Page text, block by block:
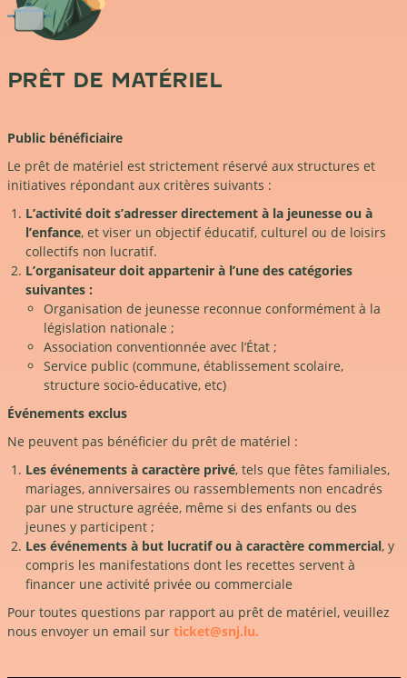
PRÊT DE MATÉRIEL
Public bénéficiaire
Le prêt de matériel est strictement réservé aux structures et
initiatives répondant aux critères suivants :
L’activité doit s’adresser directement à la jeunesse ou à
l’enfance, et viser un objectif éducatif, culturel ou de loisirs
collectifs non lucratif.
L’organisateur doit appartenir à l’une des catégories
suivantes :
Organisation de jeunesse reconnue conformément à la
législation nationale ;
Association conventionnée avec l’État ;
Service public (commune, établissement scolaire,
structure socio-éducative, etc)
Événements exclus
Ne peuvent pas bénéficier du prêt de matériel :
Les événements à caractère privé, tels que fêtes familiales,
mariages, anniversaires ou rassemblements non encadrés
par une structure agréée, même si des enfants ou des
jeunes y participent ;
Les événements à but lucratif ou à caractère commercial, y
compris les manifestations dont les recettes servent à
financer une activité privée ou commerciale
Pour toutes questions par rapport au prêt de matériel, veuillez
nous envoyer un email sur ticket@snj.lu.